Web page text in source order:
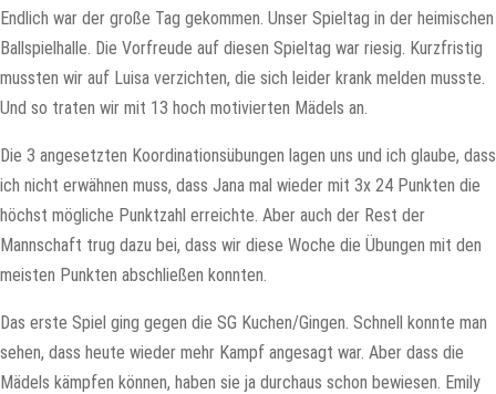
Endlich war der große Tag gekommen. Unser Spieltag in der heimischen
Ballspielhalle. Die Vorfreude auf diesen Spieltag war riesig. Kurzfristig
mussten wir auf Luisa verzichten, die sich leider krank melden musste.
Und so traten wir mit 13 hoch motivierten Mädels an.
Die 3 angesetzten Koordinationsübungen lagen uns und ich glaube, dass
ich nicht erwähnen muss, dass Jana mal wieder mit 3x 24 Punkten die
höchst mögliche Punktzahl erreichte. Aber auch der Rest der
Mannschaft trug dazu bei, dass wir diese Woche die Übungen mit den
meisten Punkten abschließen konnten.
Das erste Spiel ging gegen die SG Kuchen/Gingen. Schnell konnte man
sehen, dass heute wieder mehr Kampf angesagt war. Aber dass die
Mädels kämpfen können, haben sie ja durchaus schon bewiesen. Emily